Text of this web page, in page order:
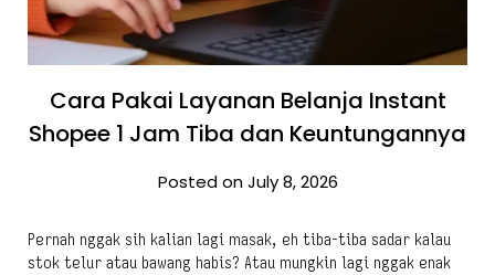
Cara Pakai Layanan Belanja Instant
Shopee 1 Jam Tiba dan Keuntungannya
Posted on July 8, 2026
Pernah nggak sih kalian lagi masak, eh tiba-tiba sadar kalau
stok telur atau bawang habis? Atau mungkin lagi nggak enak